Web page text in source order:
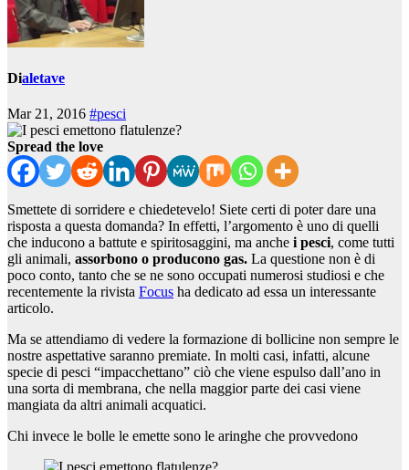
Dialetave
Mar 21, 2016 #pesci
Spread the love
Smettete di sorridere e chiedetevelo! Siete certi di poter dare una
risposta a questa domanda? In effetti, l’argomento è uno di quelli
che inducono a battute e spiritosaggini, ma anche i pesci, come tutti
gli animali, assorbono o producono gas. La questione non è di
poco conto, tanto che se ne sono occupati numerosi studiosi e che
recentemente la rivista Focus ha dedicato ad essa un interessante
articolo.
Ma se attendiamo di vedere la formazione di bollicine non sempre le
nostre aspettative saranno premiate. In molti casi, infatti, alcune
specie di pesci “impacchettano” ciò che viene espulso dall’ano in
una sorta di membrana, che nella maggior parte dei casi viene
mangiata da altri animali acquatici.
Chi invece le bolle le emette sono le aringhe che provvedono